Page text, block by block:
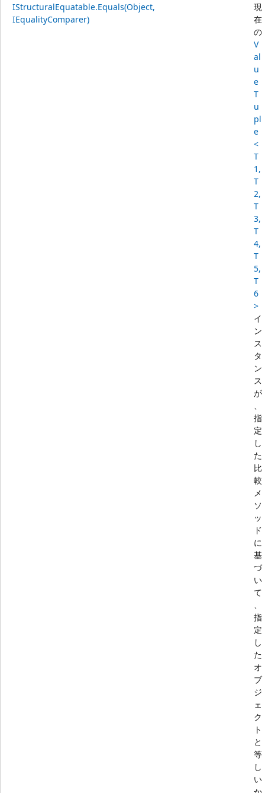
IStructuralEquatable.Equals(Object,
IEqualityComparer)
現
在
の
V
al
u
e
T
u
pl
e
<
T
1,
T
2,
T
3,
T
4,
T
5,
T
6
>
イ
ン
ス
タ
ン
ス
が
指
定
し
た
比
較
メ
ソ
ッ
ド
に
基
づ
い
て
指
定
し
た
オ
ブ
ジ
ェ
ク
ト
と
等
し
い